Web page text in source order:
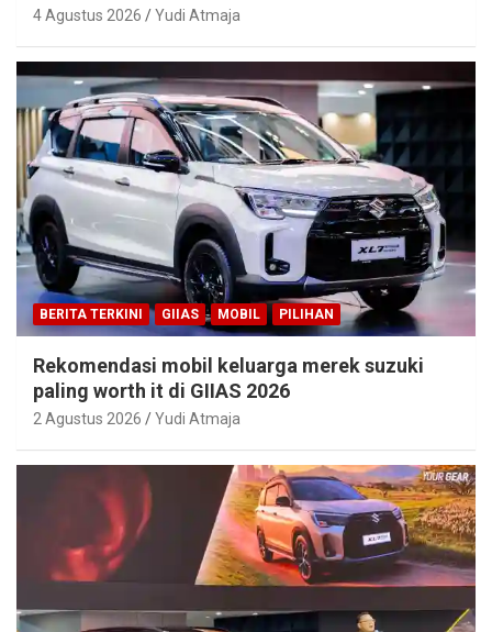
4 Agustus 2026 Yudi Atmaja
BERITA TERKINI GIIAS MOBIL PILIHAN
Rekomendasi mobil keluarga merek suzuki
paling worth it di GIIAS 2026
2 Agustus 2026 Yudi Atmaja